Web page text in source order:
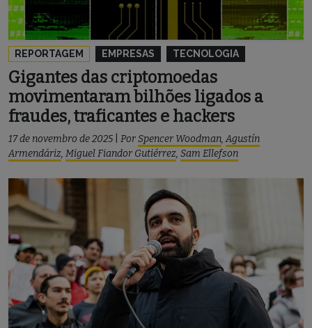
REPORTAGEM EMPRESAS TECNOLOGIA
Gigantes das criptomoedas
movimentaram bilhões ligados a
fraudes, traficantes e hackers
17 de novembro de 2025 PorSpencer Woodman,Agustín
Armendáriz, Miguel Fiandor Gutiérrez, Sam Ellefson